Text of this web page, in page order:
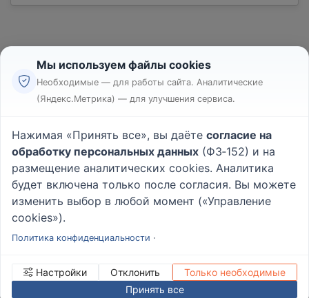
Реклама
Пользовательское соглашение
Политика конфиденциальности
Вопрос - Ответ|О проекте
ИНН/КПП Управление cookies
Мы используем файлы cookies
Необходимые — для работы сайта. Аналитические
(Яндекс.Метрика) — для улучшения сервиса.
Нажимая «Принять все», вы даёте согласие на
обработку персональных данных (ФЗ‑152) и на
размещение аналитических cookies. Аналитика
будет включена только после согласия. Вы можете
изменить выбор в любой момент («Управление
cookies»).
Политика конфиденциальности ·
Настройки Отклонить
Только необходимые
Принять все